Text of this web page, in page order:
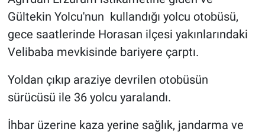
Gültekin Yolcu'nun kullandığı yolcu otobüsü,
gece saatlerinde Horasan ilçesi yakınlarındaki
Velibaba mevkisinde bariyere çarptı.
Yoldan çıkıp araziye devrilen otobüsün
sürücüsü ile 36 yolcu yaralandı.
İhbar üzerine kaza yerine sağlık, jandarma ve
Gündem Özel
Günün görüntüsü
Haber
İlan